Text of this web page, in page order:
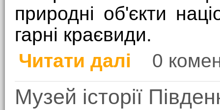
природні об'єкти
гарні краєвиди.
Читати далі
про Природа та
0
Музей історії